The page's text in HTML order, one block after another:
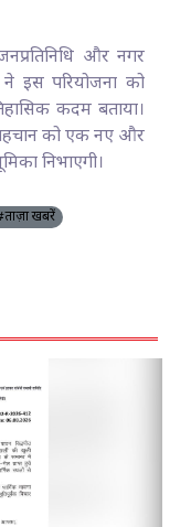
और नगर
इस परियोजना को
कदम बताया।
को एक नए और
निभाएगी।
खबरें